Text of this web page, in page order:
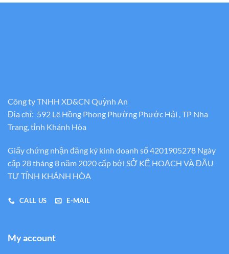
Công ty TNHH XD&CN Quỳnh An
Địa chỉ: 592 Lê Hồng Phong Phường Phước Hải , TP Nha
Trang, tỉnh Khánh Hòa
Giấy chứng nhận đăng ký kinh doanh số 4201905278 Ngày
cấp 28 tháng 8 năm 2020 cấp bới SỞ KẾ HOẠCH VÀ ĐẦU
TƯ TỈNH KHÁNH HÒA
CALL US E-MAIL
My account